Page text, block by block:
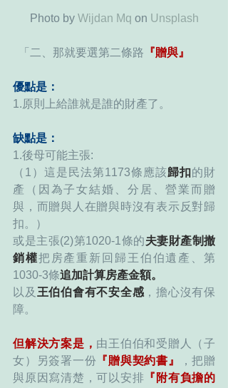
Photo by Wijdan Mq on Unsplash
  「二、那就要選第二條路
『贈與』
優點是：
1.原則上給誰就是誰的財產了。
缺點是：
1.後母可能主張:
（1）這是民法第1173條應該歸扣的財
產（因為子女結婚、分居、營業而贈
與，而贈與人在贈與時沒有表示反對歸
扣。）
或是主張(2)第1020-1條的夫妻財產制撤
銷權把房產重新回歸王伯伯遺產、第
1030-3條追加計算房產金額。
以及 王伯伯會有不安全感 ，擔心沒有保
障。
但解決方案是， 由王伯伯和受贈人（子
女）另簽署一份 『贈與契約書』
，把贈
與原因寫清楚，可以安排 『附有負擔的